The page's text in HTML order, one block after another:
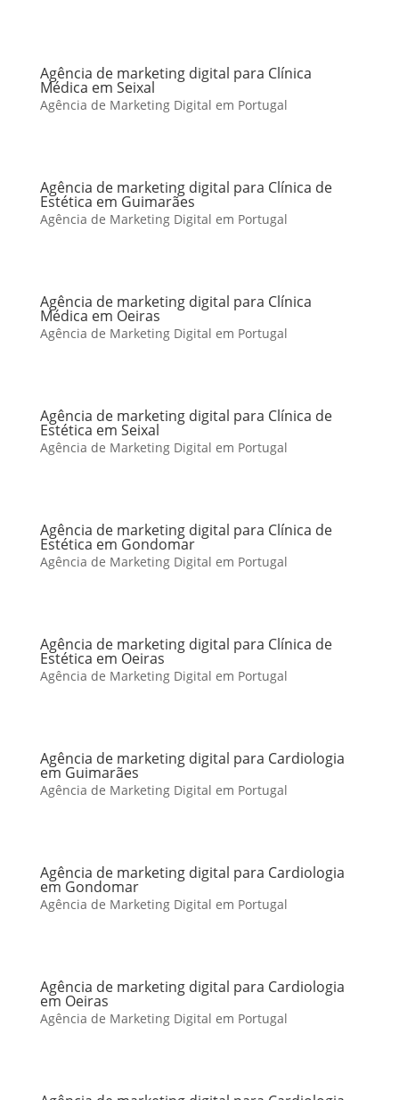
Agência de marketing digital para Clínica
Médica em Seixal
Agência de Marketing Digital em Portugal
Agência de marketing digital para Clínica de
Estética em Guimarães
Agência de Marketing Digital em Portugal
Agência de marketing digital para Clínica
Médica em Oeiras
Agência de Marketing Digital em Portugal
Agência de marketing digital para Clínica de
Estética em Seixal
Agência de Marketing Digital em Portugal
Agência de marketing digital para Clínica de
Estética em Gondomar
Agência de Marketing Digital em Portugal
Agência de marketing digital para Clínica de
Estética em Oeiras
Agência de Marketing Digital em Portugal
Agência de marketing digital para Cardiologia
em Guimarães
Agência de Marketing Digital em Portugal
Agência de marketing digital para Cardiologia
em Gondomar
Agência de Marketing Digital em Portugal
Agência de marketing digital para Cardiologia
em Oeiras
Agência de Marketing Digital em Portugal